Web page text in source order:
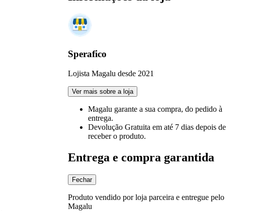
Sperafico
Lojista Magalu desde 2021
Ver mais sobre a loja
Magalu garante a sua compra, do pedido à
entrega.
Devolução Gratuita em até 7 dias depois de
receber o produto.
Entrega e compra garantida
Fechar
Produto vendido por loja parceira e entregue pelo
Magalu